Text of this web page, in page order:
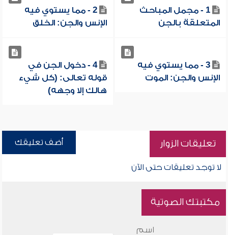
1 - مجمل المباحث
المتعلقة بالجن
2 - مما يستوي فيه
الإنس والجن: الخلق
3 - مما يستوي فيه
الإنس والجن: الموت
4 - دخول الجن في
قوله تعالى: (كل شيء
هالك إلا وجهه)
تعليقات الزوار أضف تعليقك
لا توجد تعليقات حتى الآن
مكتبتك الصوتية
اسم